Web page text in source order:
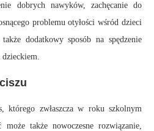
dobrych nawyków, zachęcanie do
problemu otyłości wśród dzieci
dodatkowy sposób na spędzenie
którego zwłaszcza w roku szkolnym
także nowoczesne rozwiązanie,